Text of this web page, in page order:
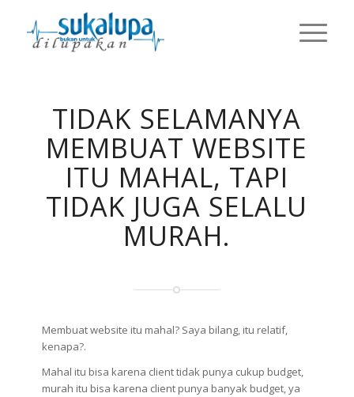
TIDAK SELAMANYA
MEMBUAT WEBSITE
ITU MAHAL, TAPI
TIDAK JUGA SELALU
MURAH.
Membuat website itu mahal? Saya bilang, itu relatif,
kenapa?.
Mahal itu bisa karena client tidak punya cukup budget,
murah itu bisa karena client punya banyak budget, ya